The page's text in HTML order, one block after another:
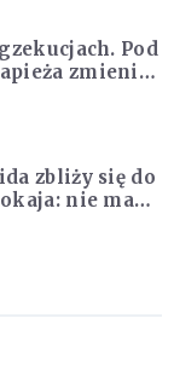
Pod
zmienił
zbliży się do
nie ma